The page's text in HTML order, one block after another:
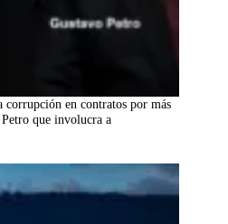
en contratos por más
que involucra a